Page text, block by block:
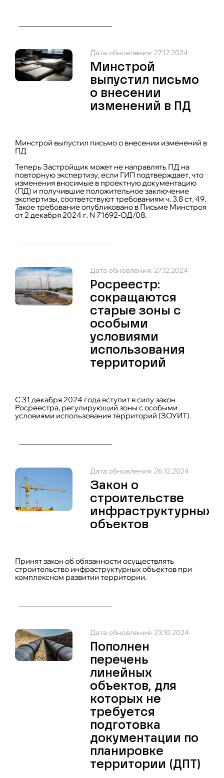
Дата обновления: 27.12.2024
Минстрой
выпустил письмо
о внесении
изменений в ПД
Минстрой выпустил письмо о внесении изменений в
ПД
Теперь Застройщик может не направлять ПД на
повторную экспертизу, если ГИП подтверждает, что
изменения вносимые в проектную документацию
(ПД) и получившие положительное заключение
экспертизы, соответствуют требованиям ч. 3.8 ст. 49.
Такое требование опубликовано в Письме Минстроя
от 2 декабря 2024 г. N 71692-ОД/08.
Дата обновления: 27.12.2024
Росреестр:
сокращаются
старые зоны с
особыми
условиями
использования
территорий
С 31 декабря 2024 года вступит в силу закон
Росреестра, регулирующий зоны с особыми
условиями использования территорий (ЗОУИТ).
Дата обновления: 26.12.2024
Закон о
строительстве
инфраструктурных
объектов
Принят закон об обязанности осуществлять
строительство инфраструктурных объектов при
комплексном развитии территории.
Дата обновления: 23.10.2024
Пополнен
перечень
линейных
объектов, для
которых не
требуется
подготовка
документации по
планировке
территории (ДПТ)